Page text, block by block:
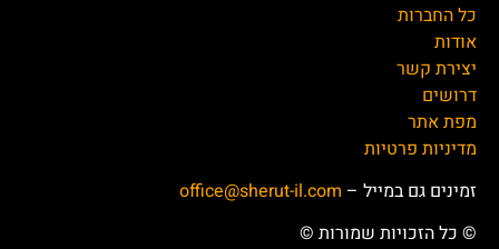
כל החברות
אודות
יצירת קשר
דרושים
מפת אתר
מדיניות פרטיות
זמינים גם במייל – office@sherut-il.com
© כל הזכויות שמורות ©